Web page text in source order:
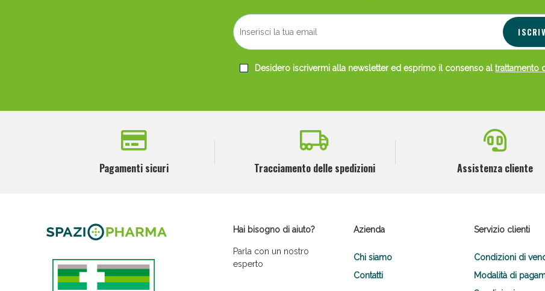
Desidero iscrivermi alla newsletter ed esprimo il consenso al trattamento
Pagamenti sicuri Tracciamento delle spedizioni Assistenza cliente
Hai bisogno di aiuto?
Parla con un nostro
esperto
Azienda
Chi siamo
Contatti
Servizio clienti
Condizioni di
Modalità di